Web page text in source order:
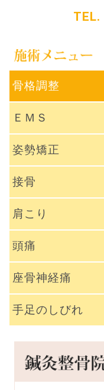
TEL.
骨格調整
ＥＭＳ
姿勢矯正
接骨
肩こり
頭痛
座骨神経痛
手足のしびれ